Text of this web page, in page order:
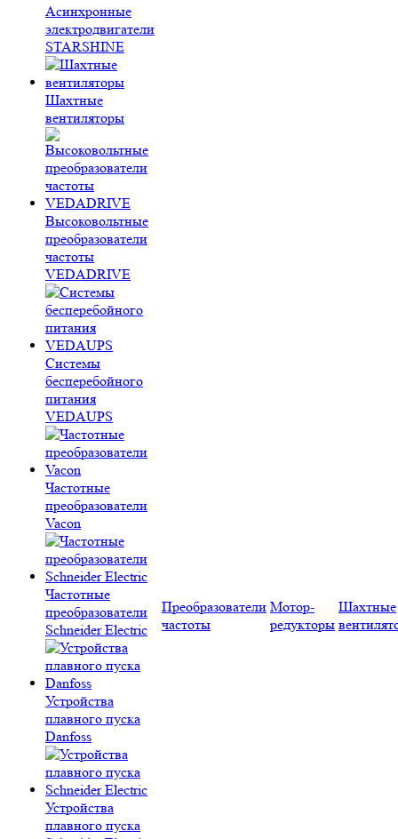
Асинхронные
электродвигатели
STARSHINE
Шахтные
вентиляторы
Высоковольтные
преобразователи
частоты
VEDADRIVE
Системы
бесперебойного
питания
VEDAUPS
Частотные
преобразователи
Vacon
Частотные
преобразователи
Schneider Electric
Устройства
плавного пуска
Danfoss
Устройства
плавного пуска
Преобразователи
частоты
Мотор-
редукторы
Шахтные